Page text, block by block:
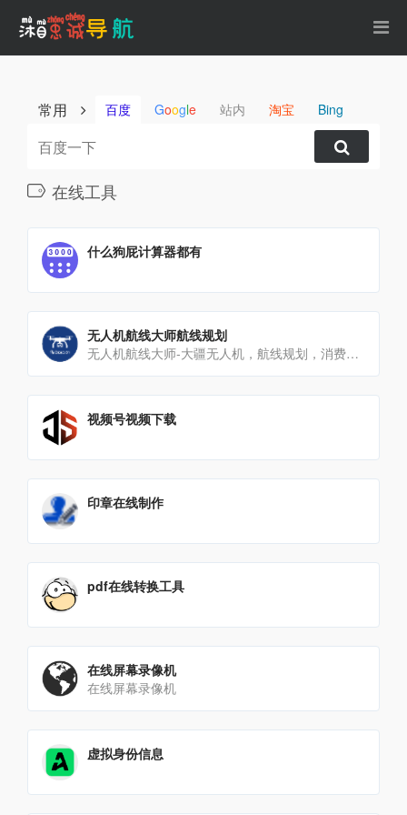
常用 百度 Google 站内 淘宝 Bing
在线工具
什么狗屁计算器都有
无人机航线大师航线规划
无人机航线大师-大疆无人机，航线规划，消费级无人机航线规划，航点航线飞行，航带影像，正射影像，拼接大图，倾[…]
视频号视频下载
印章在线制作
pdf在线转换工具
在线屏幕录像机
在线屏幕录像机
虚拟身份信息